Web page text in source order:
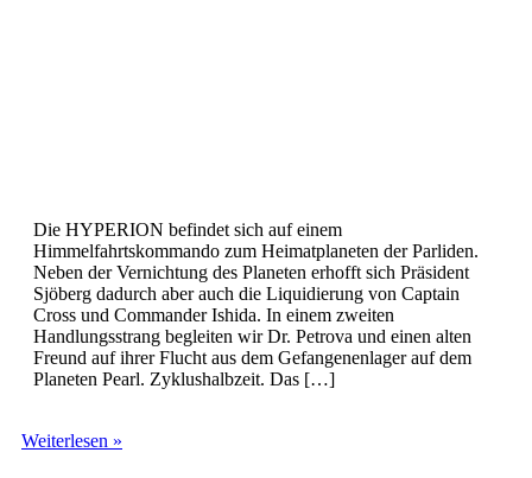
Die HYPERION befindet sich auf einem
Himmelfahrtskommando zum Heimatplaneten der Parliden.
Neben der Vernichtung des Planeten erhofft sich Präsident
Sjöberg dadurch aber auch die Liquidierung von Captain
Cross und Commander Ishida. In einem zweiten
Handlungsstrang begleiten wir Dr. Petrova und einen alten
Freund auf ihrer Flucht aus dem Gefangenenlager auf dem
Planeten Pearl. Zyklushalbzeit. Das […]
Weiterlesen »